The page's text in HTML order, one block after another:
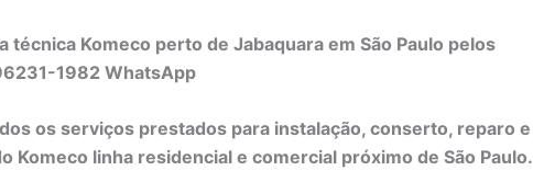
técnica Komeco perto de Jabaquara em São Paulo pelos
1982 WhatsApp
os serviços prestados para instalação, conserto, reparo e
Komeco linha residencial e comercial próximo de São Paulo.